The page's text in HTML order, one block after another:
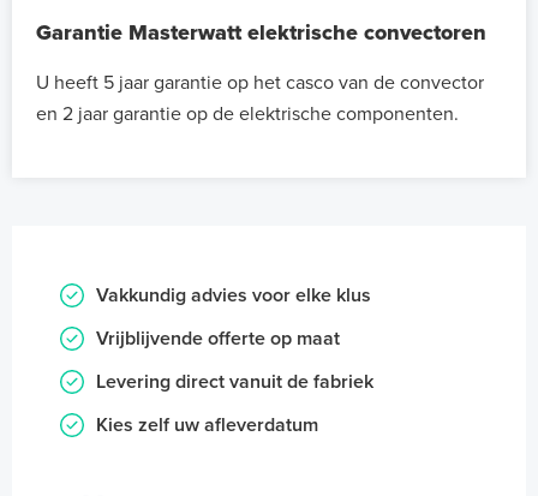
Garantie Masterwatt elektrische convectoren
U heeft 5 jaar garantie op het casco van de convector
en 2 jaar garantie op de elektrische componenten.
Vakkundig advies voor elke klus
Vrijblijvende offerte op maat
Levering direct vanuit de fabriek
Kies zelf uw afleverdatum